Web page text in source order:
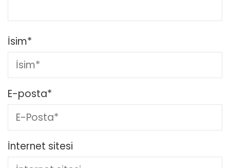
İsim*
E-posta*
İnternet sitesi